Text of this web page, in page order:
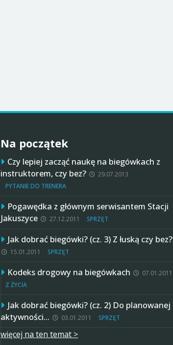
Na początek
Czy lepiej zacząć naukę na biegówkach z
instruktorem, czy bez?
29.07.2013
PYTANIE DO TRENERA
Pogawędka z głównym serwisantem Stacji
Jakuszyce
27.12.2011 SPRZĘT
Jak dobrać biegówki? (cz. 3) Z łuską czy bez?
15.01.2011 SPRZĘT
Kodeks drogowy na biegówkach
07.01.2011
Z ŻYCIA
Jak dobrać biegówki? (cz. 2) Do planowanej
aktywności…
03.01.2011 SPRZĘT
więcej na ten temat >